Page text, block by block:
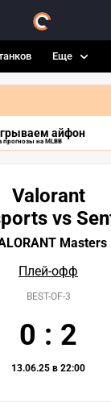
Еще
айфон
прогнозы на MLBB
Valorant
vs
Masters
Плей-офф
BEST-OF-3
0 : 2
13.06.25 в 22:00